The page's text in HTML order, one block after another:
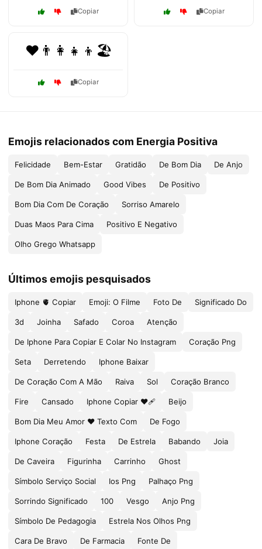
Copiar Copiar
❤️👨‍👩‍👧‍👦🏖️
Copiar
Emojis relacionados com Energia Positiva
Felicidade Bem-Estar Gratidão De Bom Dia De Anjo
De Bom Dia Animado Good Vibes De Positivo
Bom Dia Com De Coração Sorriso Amarelo
Duas Maos Para Cima Positivo E Negativo
Olho Grego Whatsapp
Últimos emojis pesquisados
Iphone 🫀 Copiar Emoji: O Filme Foto De Significado Do
3d Joinha Safado Coroa Atenção
De Iphone Para Copiar E Colar No Instagram Coração Png
Seta Derretendo Iphone Baixar
De Coração Com A Mão Raiva Sol Coração Branco
Fire Cansado Iphone Copiar ❤🩹 Beijo
Bom Dia Meu Amor ❤ Texto Com De Fogo
Iphone Coração Festa De Estrela Babando Joia
De Caveira Figurinha Carrinho Ghost
Símbolo Serviço Social Ios Png Palhaço Png
Sorrindo Significado 100 Vesgo Anjo Png
Símbolo De Pedagogia Estrela Nos Olhos Png
Cara De Bravo De Farmacia Fonte De